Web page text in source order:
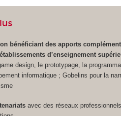
bénéficiant des apports
d’enseignement
design, le prototypage, la
informatique ; Gobelins pour la
avec des réseaux